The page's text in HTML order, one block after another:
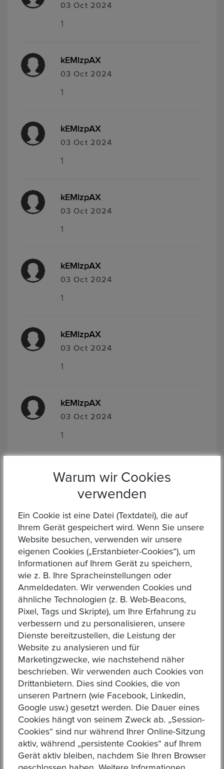
03 Oct 2024
1
kEMlzpAX
03 Oct 2024
1
kEMlzpAX
03 Oct 2024
1
kEMlzpAX
03 Oct 2024
1
kEMlzpAX
03 Oct 2024
1
kEMlzpAX
03 Oct 2024
1
kEMlzpAX
03 Oct 2024
1
kEMlzpAX
kEMlzpAX
03 Oct 2024
1
kEMlzpAX
03 Oct 2024
1
kEMlzpAX
03 Oct 2024
1
kEMlzpAX
03 Oct 2024
Warum wir Cookies
verwenden
Ein Cookie ist eine Datei (Textdatei), die auf
Ihrem Gerät gespeichert wird. Wenn Sie unsere
Website besuchen, verwenden wir unsere
eigenen Cookies („Erstanbieter-Cookies“), um
Informationen auf Ihrem Gerät zu speichern,
wie z. B. Ihre Spracheinstellungen oder
Anmeldedaten. Wir verwenden Cookies und
ähnliche Technologien (z. B. Web-Beacons,
Pixel, Tags und Skripte), um Ihre Erfahrung zu
verbessern und zu personalisieren, unsere
Dienste bereitzustellen, die Leistung der
Website zu analysieren und für
Marketingzwecke, wie nachstehend näher
beschrieben. Wir verwenden auch Cookies von
Drittanbietern. Dies sind Cookies, die von
unseren Partnern (wie Facebook, Linkedin,
Google usw.) gesetzt werden. Die Dauer eines
Cookies hängt von seinem Zweck ab. „Session-
Cookies“ sind nur während Ihrer Online-Sitzung
aktiv, während „persistente Cookies“ auf Ihrem
Gerät aktiv bleiben, nachdem Sie Ihren Browser